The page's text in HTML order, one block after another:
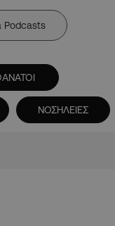
Podcasts
ΝΟΣΗΛΕΙΕΣ